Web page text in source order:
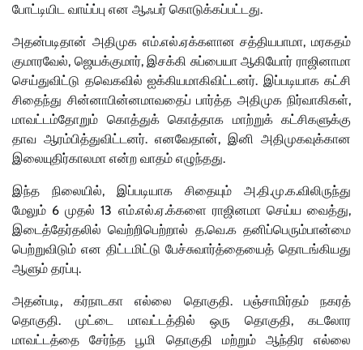
போட்டியிட
வாய்ப்பு என ஆஃபர் கொடுக்கப்பட்டது.
அதன்படிதான் அதிமுக எம்.எல்.ஏக்களான சத்தியபாமா, மரகதம்
குமாரவேல், ஜெயக்குமார்,இசக்கி சுப்பையா ஆகியோர் ராஜினாமா
செய்துவிட்டு தவெகவில் ஐக்கியமாகிவிட்டனர். இப்படியாக கட்சி
சிதைந்து சின்னாபின்னமாவதைப் பார்த்த அதிமுக நிர்வாகிகள்,
மாவட்டம்தோறும் கொத்துக் கொத்தாக மாற்றுக்
கட்சிகளுக்கு
தாவ ஆரம்பித்துவிட்டனர். எனவேதான், இனி
அதிமுகவுக்கான
இலையுதிர்காலமா என்ற வாதம் எழுந்தது.
இந்த நிலையில், இப்படியாக சிதையும் அ.தி.மு.க.விலிருந்து
மேலும் 6முதல் 13 எம்.எல்.ஏ.க்களை ராஜினமா செய்ய வைத்து,
இடைத்தேர்தலில் வெற்றிபெற்றால் த.வெ.க தனிப்பெரும்பான்மை
பெற்றுவிடும் என திட்டமிட்டு பேச்சுவார்த்தையைத் தொடங்கியது
ஆளும் தரப்பு.
அதன்படி,கர்நாடகா எல்லை தொகுதி. பஞ்சாமிர்தம்
நகரத்
தொகுதி. முட்டை மாவட்டத்தில் ஒரு தொகுதி, கடலோர
மாவட்டத்தை
சேர்ந்த பூமி தொகுதி மற்றும் ஆந்திர எல்லை